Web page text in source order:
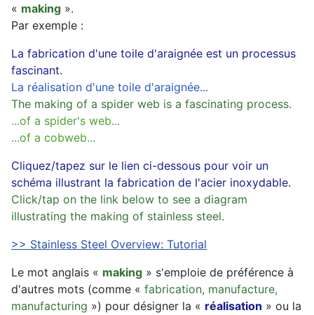
« making ».
Par exemple :
La fabrication d'une toile d'araignée est un processus
fascinant.
La réalisation d'une toile d'araignée...
The making of a spider web is a fascinating process.
...of a spider's web...
...of a cobweb...
Cliquez/tapez sur le lien ci-dessous pour voir un
schéma illustrant la fabrication de l'acier inoxydable.
Click/tap on the link below to see a diagram
illustrating the making of stainless steel.
>> Stainless Steel Overview: Tutorial
Le mot anglais « making » s'emploie de préférence à
d'autres mots (comme « fabrication, manufacture,
manufacturing ») pour désigner la « réalisation » ou la